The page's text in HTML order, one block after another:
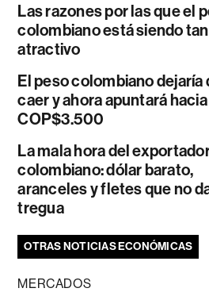
Las razones por las que el
colombiano está siendo tan
atractivo
El peso colombiano dejaría
caer y ahora apuntará
COP$3.500
La mala hora del
colombiano: dólar barato,
aranceles y fletes que no
tregua
OTRAS NOTICIAS ECONÓMICAS
MERCADOS